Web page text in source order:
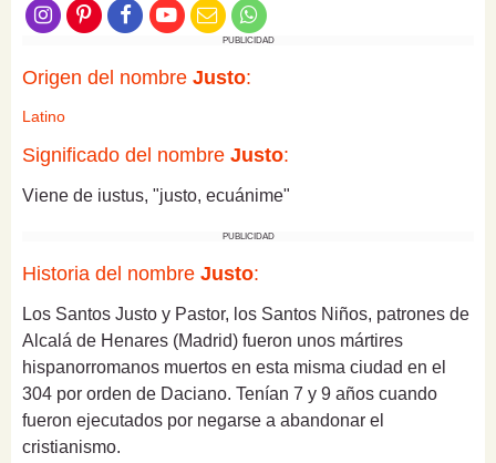
PUBLICIDAD
Origen del nombre Justo:
Latino
Significado del nombre Justo:
Viene de iustus, "justo, ecuánime"
PUBLICIDAD
Historia del nombre Justo:
Los Santos Justo y Pastor, los Santos Niños, patrones de
Alcalá de Henares (Madrid) fueron unos mártires
hispanorromanos muertos en esta misma ciudad en el
304 por orden de Daciano. Tenían 7 y 9 años cuando
fueron ejecutados por negarse a abandonar el
cristianismo.